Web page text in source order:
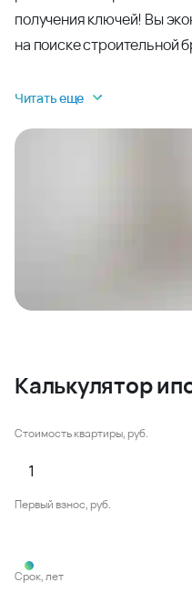
получения ключей! Вы
на поиске строительной
Читать еще
Калькулятор
Стоимость квартиры, руб.
Первый взнос, руб.
Срок, лет